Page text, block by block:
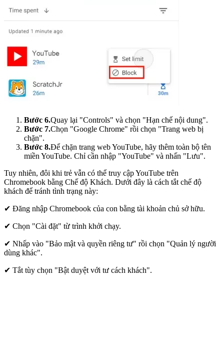
Bước 6.Quay lại "Controls" và chọn "Hạn chế nội dung".
Bước 7.Chọn "Google Chrome" rồi chọn "Trang web bị
chặn".
Bước 8.Để chặn trang web YouTube, hãy thêm toàn bộ tên
miền YouTube. Chỉ cần nhập "YouTube" và nhấn "Lưu".
Tuy nhiên, đôi khi trẻ vẫn có thể truy cập YouTube trên
Chromebook bằng Chế độ Khách. Dưới đây là cách tắt chế độ
khách để tránh tình trạng này:
✔ Đăng nhập Chromebook của con bằng tài khoản chủ sở hữu.
✔ Chọn "Cài đặt" từ trình khởi chạy.
✔ Nhấp vào "Bảo mật và quyền riêng tư" rồi chọn "Quản lý người
dùng khác".
✔ Tắt tùy chọn "Bật duyệt với tư cách khách".